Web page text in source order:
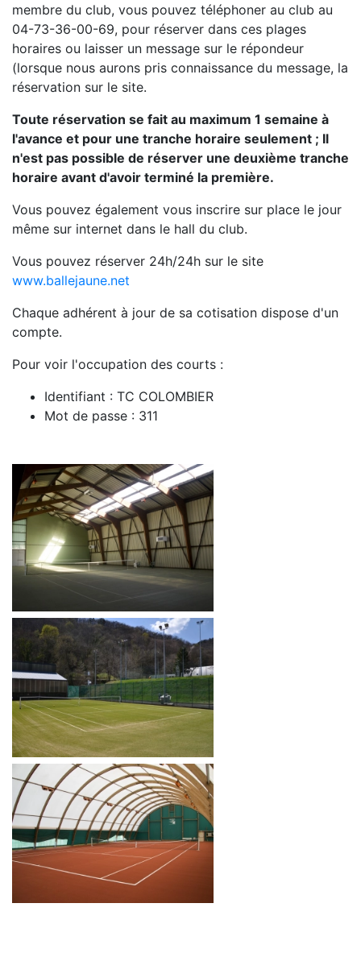
membre du club, vous pouvez téléphoner au club au
04-73-36-00-69, pour réserver dans ces plages
horaires ou laisser un message sur le répondeur
(lorsque nous aurons pris connaissance du message, la
réservation sur le site.
Toute réservation se fait au maximum 1 semaine à
l'avance et pour une tranche horaire seulement ; Il
n'est pas possible de réserver une deuxième tranche
horaire avant d'avoir terminé la première.
Vous pouvez également vous inscrire sur place le jour
même sur internet dans le hall du club.
Vous pouvez réserver 24h/24h sur le site
www.ballejaune.net
Chaque adhérent à jour de sa cotisation dispose d'un
compte.
Pour voir l'occupation des courts :
Identifiant : TC COLOMBIER
Mot de passe : 311